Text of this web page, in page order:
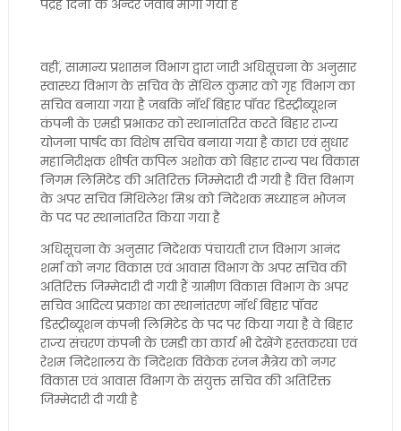
पंद्रह दिनों के अन्दर जवाब मांगा गया है
वहीं, सामान्य प्रशासन विभाग द्वारा जारी अधिसूचना के अनुसार
स्वास्थ्य विभाग के सचिव के सेंथिल कुमार को गृह विभाग का
सचिव बनाया गया है जबकि नॉर्थ बिहार पॉवर डिस्ट्रीब्यूशन
कंपनी के एमडी प्रभाकर को स्थानांतरित करते बिहार राज्य
योजना पार्षद का विशेष सचिव बनाया गया है कारा एवं सुधार
महानिरीक्षक शीर्षत कपिल अशोक को बिहार राज्य पथ विकास
निगम लिमिटेड की अतिरिक्त जिम्मेदारी दी गयी है वित्त विभाग
के अपर सचिव मिथिलेश मिश्र को निदेशक मध्याहन भोजन
के पद पर स्थानांतरित किया गया है
अधिसूचना के अनुसार निदेशक पंचायती राज विभाग आनंद
शर्मा को नगर विकास एवं आवास विभाग के अपर सचिव की
अतिरिक्त जिम्मेदारी दी गयी हैं ग्रामीण विकास विभाग के अपर
सचिव आदित्य प्रकाश का स्थानांतरण नॉर्थ बिहार पॉवर
डिस्ट्रीब्यूशन कंपनी लिमिटेड के पद पर किया गया है वे बिहार
राज्य संचरण कंपनी के एमडी का कार्य भी देखेंगे हस्तकरघा एवं
रेशम निदेशालय के निदेशक विकेक रंजन मैत्रेय को नगर
विकास एवं आवास विभाग के संयुक्त सचिव की अतिरिक्त
जिम्मेदारी दी गयी है